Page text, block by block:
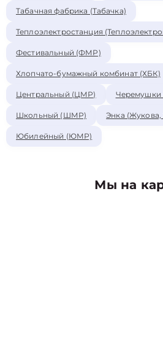
Табачная фабрика (Табачка)
Теплоэлектростанция
Фестивальный (ФМР)
Хлопчато-бумажный комбинат (ХБК)
Центральный (ЦМР)
Школьный (ШМР) Энка
Юбилейный (ЮМР)
Мы на